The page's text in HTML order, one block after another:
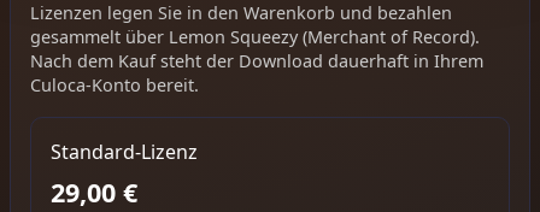
Lizenzen legen Sie in den Warenkorb und bezahlen
gesammelt über Lemon Squeezy (Merchant of Record).
Nach dem Kauf steht der Download dauerhaft in Ihrem
Culoca-Konto bereit.
Standard-Lizenz
29,00 €